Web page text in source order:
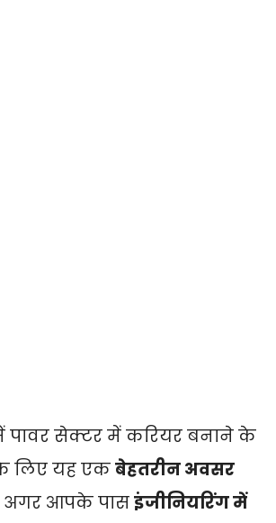
सेक्टर में करियर बनाने के
लिए यह एकबेहतरीन अवसर
अगर आपके पासइंजीनियरिंग में